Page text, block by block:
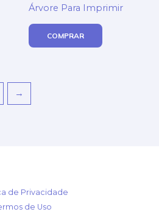
Árvore Para Imprimir
COMPRAR
→
de Privacidade
de Uso